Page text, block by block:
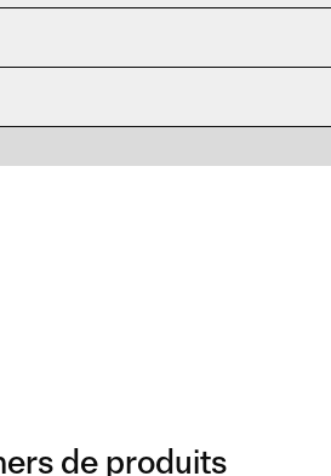
de produits